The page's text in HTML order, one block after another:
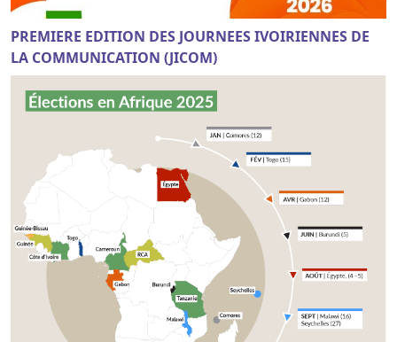
PREMIERE EDITION DES JOURNEES IVOIRIENNES DE
LA COMMUNICATION (JICOM)